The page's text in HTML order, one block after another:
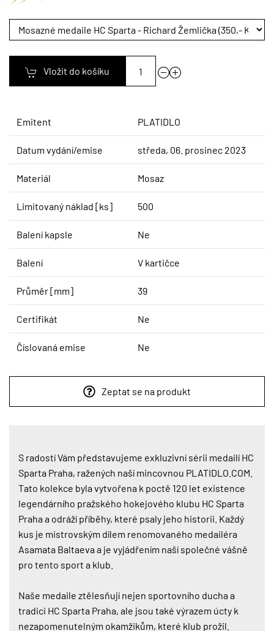
Vložit do košíku
Emitent PLATIDLO
Datum vydání/emise středa, 06. prosinec 2023
Materiál Mosaz
Limitovaný náklad [ks] 500
Balení kapsle Ne
Balení V kartičce
Průměr [mm] 39
Certifikát Ne
Číslovaná emise Ne
Zeptat se na produkt
S radostí Vám představujeme exkluzivní sérii medailí HC
Sparta Praha, ražených naší mincovnou PLATIDLO.COM.
Tato kolekce byla vytvořena k poctě 120 let existence
legendárního pražského hokejového klubu HC Sparta
Praha a odráží příběhy, které psaly jeho historii. Každý
kus je mistrovským dílem renomovaného medailéra
Asamata Baltaeva a je vyjádřením naší společné vášně
pro tento sport a klub.
Naše medaile ztělesňují nejen sportovního ducha a
tradici HC Sparta Praha, ale jsou také výrazem úcty k
nezapomenutelným okamžikům, které klub prožil.